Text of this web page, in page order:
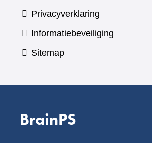
Privacyverklaring
Informatiebeveiliging
Sitemap
BrainPS